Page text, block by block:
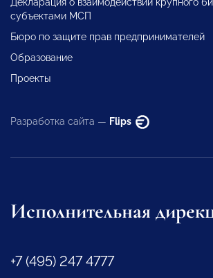
Декларация о взаимодействии крупного
субъектами МСП
Бюро по защите прав предпринимателей
Образование
Проекты
Разработка сайта — Flips
Исполнительная
+7 (495) 247 4777